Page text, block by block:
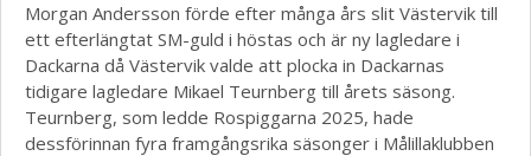
Morgan Andersson förde efter många års slit Västervik till
ett efterlängtat SM-guld i höstas och är ny lagledare i
Dackarna då Västervik valde att plocka in Dackarnas
tidigare lagledare Mikael Teurnberg till årets säsong.
Teurnberg, som ledde Rospiggarna 2025, hade
dessförinnan fyra framgångsrika säsonger i Målillaklubben